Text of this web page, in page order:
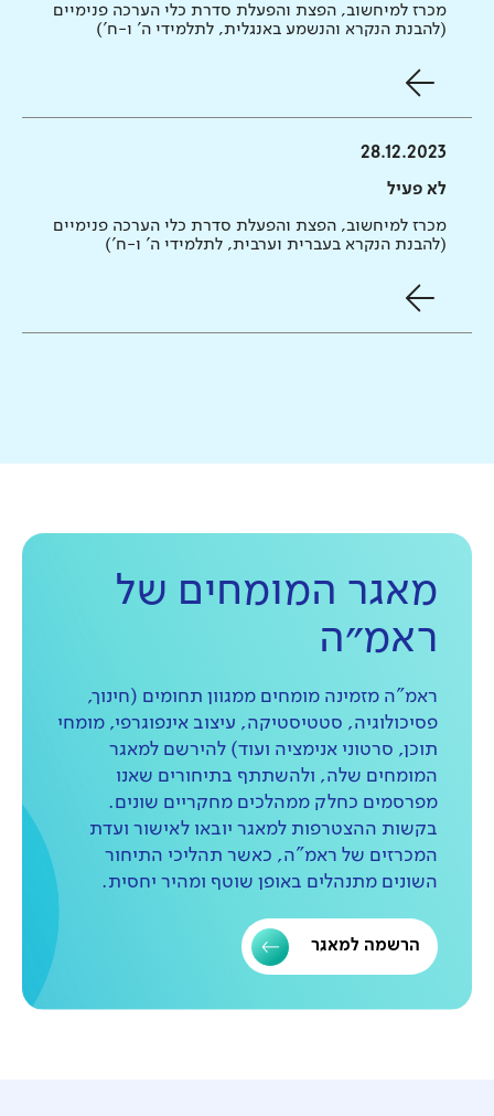
מכרז למיחשוב, הפצת והפעלת סדרת כלי הערכה פנימיים
(להבנת הנקרא והנשמע באנגלית, לתלמידי ה' ו-ח')
28.12.2023
לא פעיל
מכרז למיחשוב, הפצת והפעלת סדרת כלי הערכה פנימיים
(להבנת הנקרא בעברית וערבית, לתלמידי ה' ו-ח')
מאגר המומחים של
ראמ״ה
ראמ"ה מזמינה מומחים ממגוון תחומים (חינוך,
פסיכולוגיה, סטטיסטיקה, עיצוב אינפוגרפי, מומחי
תוכן, סרטוני אנימציה ועוד) להירשם למאגר
המומחים שלה, ולהשתתף בתיחורים שאנו
מפרסמים כחלק ממהלכים מחקריים שונים.
בקשות ההצטרפות למאגר יובאו לאישור ועדת
המכרזים של ראמ"ה, כאשר תהליכי התיחור
השונים מתנהלים באופן שוטף ומהיר יחסית.
הרשמה למאגר